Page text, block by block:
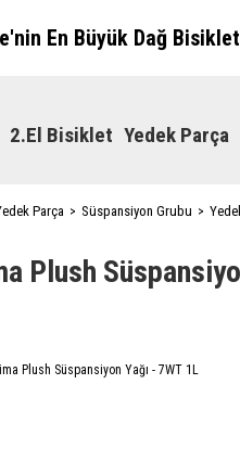
En Büyük Dağ
2.El Bisiklet Yedek Parça
Parça Süspansiyon Grubu
Plush